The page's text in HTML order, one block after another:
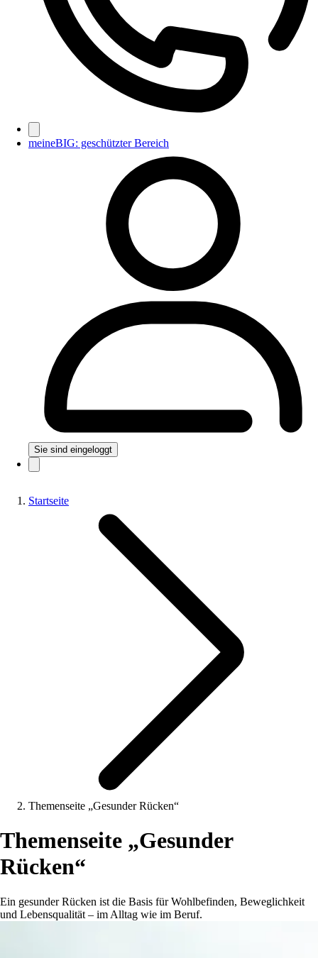
meineBIG: geschützter Bereich
Sie sind eingeloggt
Startseite
Themenseite „Gesunder Rücken“
Themenseite „Gesunder
Rücken“
Ein gesunder Rücken ist die Basis für Wohlbefinden, Beweglichkeit
und Lebensqualität – im Alltag wie im Beruf.